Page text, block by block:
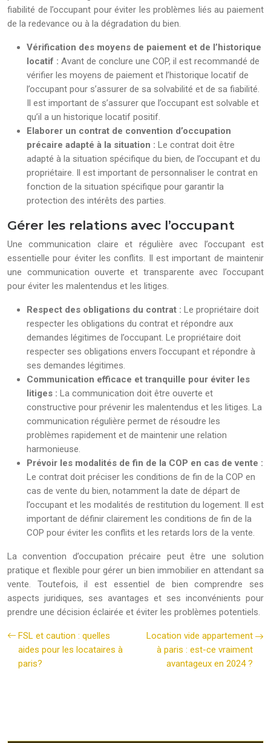
fiabilité de l’occupant pour éviter les problèmes liés au paiement
de la redevance ou à la dégradation du bien.
Vérification des moyens de paiement et de l’historique
locatif : Avant de conclure une COP, il est recommandé de
vérifier les moyens de paiement et l’historique locatif de
l’occupant pour s’assurer de sa solvabilité et de sa fiabilité.
Il est important de s’assurer que l’occupant est solvable et
qu’il a un historique locatif positif.
Elaborer un contrat de convention d’occupation
précaire adapté à la situation : Le contrat doit être
adapté à la situation spécifique du bien, de l’occupant et du
propriétaire. Il est important de personnaliser le contrat en
fonction de la situation spécifique pour garantir la
protection des intérêts des parties.
Gérer les relations avec l’occupant
Une communication claire et régulière avec l’occupant est
essentielle pour éviter les conflits. Il est important de maintenir
une communication ouverte et transparente avec l’occupant
pour éviter les malentendus et les litiges.
Respect des obligations du contrat : Le propriétaire doit
respecter les obligations du contrat et répondre aux
demandes légitimes de l’occupant. Le propriétaire doit
respecter ses obligations envers l’occupant et répondre à
ses demandes légitimes.
Communication efficace et tranquille pour éviter les
litiges : La communication doit être ouverte et
constructive pour prévenir les malentendus et les litiges. La
communication régulière permet de résoudre les
problèmes rapidement et de maintenir une relation
harmonieuse.
Prévoir les modalités de fin de la COP en cas de vente :
Le contrat doit préciser les conditions de fin de la COP en
cas de vente du bien, notamment la date de départ de
l’occupant et les modalités de restitution du logement. Il est
important de définir clairement les conditions de fin de la
COP pour éviter les conflits et les retards lors de la vente.
La convention d’occupation précaire peut être une solution
pratique et flexible pour gérer un bien immobilier en attendant sa
vente. Toutefois, il est essentiel de bien comprendre ses
aspects juridiques, ses avantages et ses inconvénients pour
prendre une décision éclairée et éviter les problèmes potentiels.
FSL et caution : quelles
aides pour les locataires à
paris?
Location vide appartement
à paris : est-ce vraiment
avantageux en 2024 ?